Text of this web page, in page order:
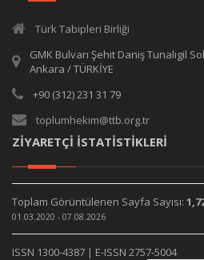
Türk Tabipleri Birliği
GMK Bulvarı Şehit Daniş Tunalıgil
Ankara / TÜRKİYE
+90 (312) 231 31 79
toplumhekim@ttb.org.tr
ZİYARETÇİ İSTATİSTİKLERİ
Toplam Görüntülenen Sayfa Sayısı:
01.03.2020 - 07.08.2026
ISSN 1300-4387 | E-ISSN 2757-5004